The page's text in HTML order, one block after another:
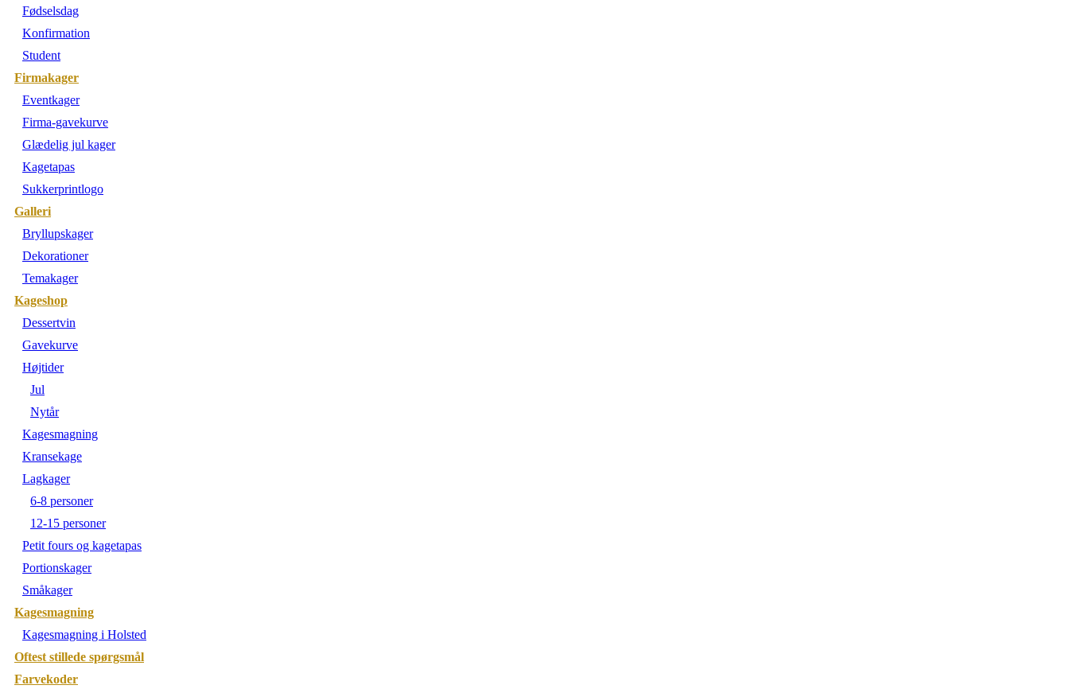
Fødselsdag
Konfirmation
Student
Firmakager
Eventkager
Firma-gavekurve
Glædelig jul kager
Kagetapas
Sukkerprintlogo
Galleri
Bryllupskager
Dekorationer
Temakager
Kageshop
Dessertvin
Gavekurve
Højtider
Jul
Nytår
Kagesmagning
Kransekage
Lagkager
6-8 personer
12-15 personer
Petit fours og kagetapas
Portionskager
Småkager
Kagesmagning
Kagesmagning i Holsted
Oftest stillede spørgsmål
Farvekoder